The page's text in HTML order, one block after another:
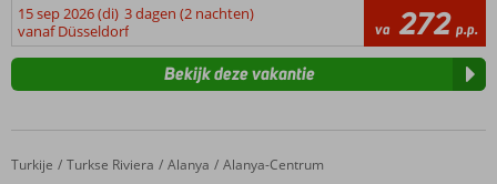
15 sep 2026 (di) 3 dagen (2 nachten)
vanaf Düsseldorf
va 272 p.p.
Bekijk deze vakantie
Home
Turkije Turkse Riviera Alanya Alanya-Centrum
Sailor Apart